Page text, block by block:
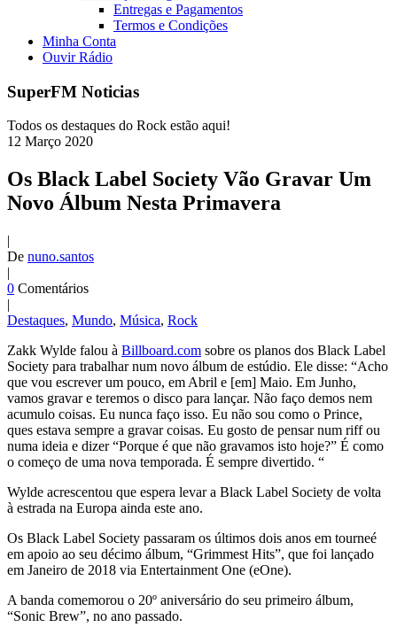
Entregas e Pagamentos
Termos e Condições
Minha Conta
Ouvir Rádio
SuperFM Noticias
Todos os destaques do Rock estão aqui!
12 Março 2020
Os Black Label Society Vão Gravar Um
Novo Álbum Nesta Primavera
|
De nuno.santos
|
0 Comentários
|
Destaques, Mundo, Música, Rock
Zakk Wylde falou à Billboard.com sobre os planos dos Black Label
Society para trabalhar num novo álbum de estúdio. Ele disse: “Acho
que vou escrever um pouco, em Abril e [em] Maio. Em Junho,
vamos gravar e teremos o disco para lançar. Não faço demos nem
acumulo coisas. Eu nunca faço isso. Eu não sou como o Prince,
ques estava sempre a gravar coisas. Eu gosto de pensar num riff ou
numa ideia e dizer “Porque é que não gravamos isto hoje?” É como
o começo de uma nova temporada. É sempre divertido. “
Wylde acrescentou que espera levar a Black Label Society de volta
à estrada na Europa ainda este ano.
Os Black Label Society passaram os últimos dois anos em tourneé
em apoio ao seu décimo álbum, “Grimmest Hits”, que foi lançado
em Janeiro de 2018 via Entertainment One (eOne).
A banda comemorou o 20º aniversário do seu primeiro álbum,
“Sonic Brew”, no ano passado.